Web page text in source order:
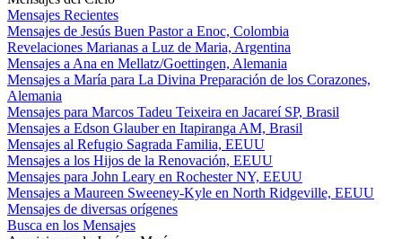
Mensajes Recientes
Mensajes de Jesús Buen Pastor a Enoc, Colombia
Revelaciones Marianas a Luz de Maria, Argentina
Mensajes a Ana en Mellatz/Goettingen, Alemania
Mensajes a María para La Divina Preparación de los Corazones,
Alemania
Mensajes para Marcos Tadeu Teixeira en Jacareí SP, Brasil
Mensajes a Edson Glauber en Itapiranga AM, Brasil
Mensajes al Refugio Sagrada Familia, EEUU
Mensajes a los Hijos de la Renovación, EEUU
Mensajes para John Leary en Rochester NY, EEUU
Mensajes a Maureen Sweeney-Kyle en North Ridgeville, EEUU
Mensajes de diversas orígenes
Busca en los Mensajes